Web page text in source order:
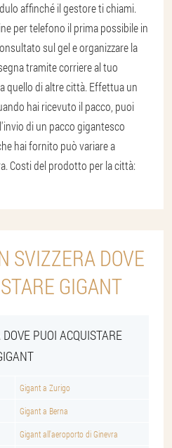
affinché il gestore ti chiami.
per telefono il prima possibile in
sul gel e organizzare la
tramite corriere al tuo
quello di altre città. Effettua un
hai ricevuto il pacco, puoi
di un pacco gigantesco
hai fornito può variare a
Costi del prodotto per la città:
SVIZZERA DOVE
GIGANT
PUOI ACQUISTARE
Gigant a Zurigo
Gigant a Berna
Gigant all'aeroporto di Ginevra